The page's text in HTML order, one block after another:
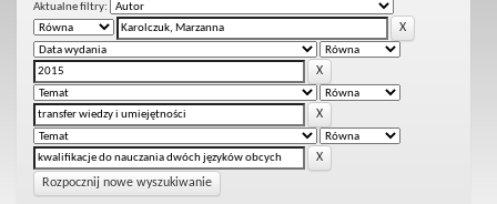
Aktualne filtry:
Rozpocznij nowe wyszukiwanie